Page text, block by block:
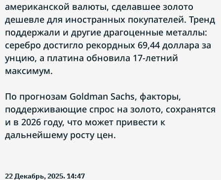
американской валюты, сделавшее золото
дешевле для иностранных покупателей. Тренд
поддержали и другие драгоценные металлы:
серебро достигло рекордных 69,44 доллара за
унцию, а платина обновила 17-летний
максимум.
По прогнозам Goldman Sachs, факторы,
поддерживающие спрос на золото, сохранятся
и в 2026 году, что может привести к
дальнейшему росту цен.
22 Декабрь, 2025. 14:47